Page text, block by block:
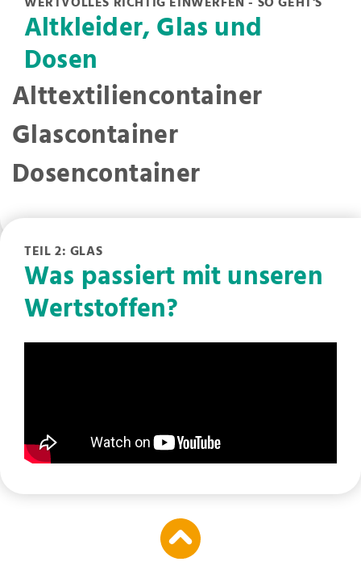
Altkleider, Glas und
Dosen
Alttextiliencontainer
Glascontainer
Dosencontainer
TEIL 2: GLAS
Was passiert mit unseren
Wertstoffen?